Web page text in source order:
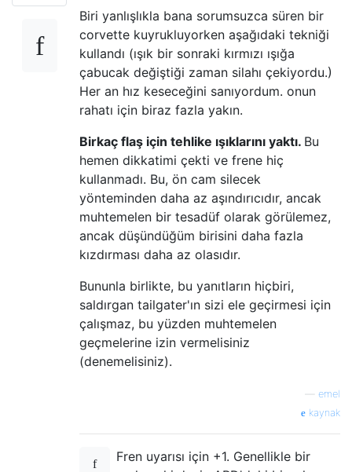
Biri yanlışlıkla bana sorumsuzca süren bir
corvette kuyrukluyorken aşağıdaki tekniği
kullandı (ışık bir sonraki kırmızı ışığa
çabucak değiştiği zaman silahı çekiyordu.)
Her an hız keseceğini sanıyordum. onun
rahatı için biraz fazla yakın.
Birkaç flaş için tehlike ışıklarını yaktı. Bu
hemen dikkatimi çekti ve frene hiç
kullanmadı. Bu, ön cam silecek
yönteminden daha az aşındırıcıdır, ancak
muhtemelen bir tesadüf olarak görülemez,
ancak düşündüğüm birisini daha fazla
kızdırması daha az olasıdır.
Bununla birlikte, bu yanıtların hiçbiri,
saldırgan tailgater'ın sizi ele geçirmesi için
çalışmaz, bu yüzden muhtemelen
geçmelerine izin vermelisiniz
(denemelisiniz).
emel
kaynak
Fren uyarısı için +1. Genellikle bir